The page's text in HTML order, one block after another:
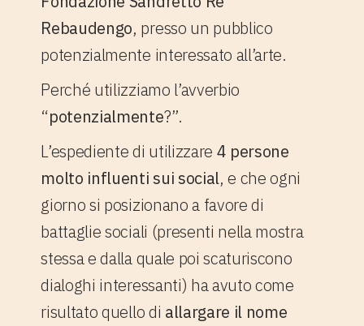
Rebaudengo, presso un pubblico
potenzialmente interessato all’arte.
Perché utilizziamo l’avverbio
“potenzialmente?”.
L’espediente di utilizzare 4 persone
molto influenti sui social, e che ogni
giorno si posizionano a favore di
battaglie sociali (presenti nella mostra
stessa e dalla quale poi scaturiscono
dialoghi interessanti) ha avuto come
risultato quello di allargare il nome